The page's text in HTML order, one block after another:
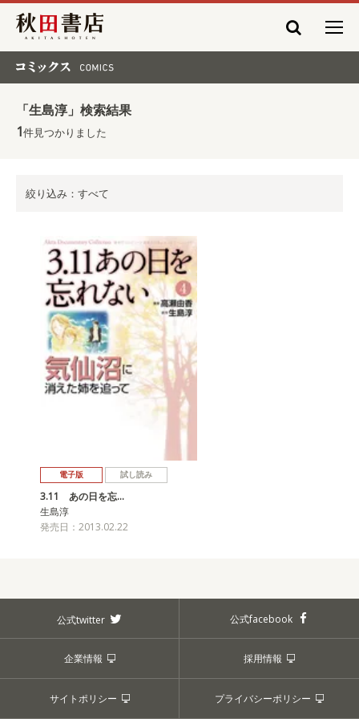
秋田書店
「生島淳」検索結果
1件見つかりました
絞り込み：すべて
電子版 試し読み
3.11 あの日を忘…
生島淳
発売日：2013.02.22
公式twitter 公式facebook
企業情報 採用情報
サイトポリシー プライバシーポリシー